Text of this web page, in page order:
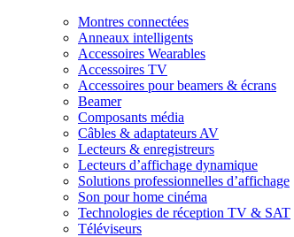
Montres connectées
Anneaux intelligents
Accessoires Wearables
Accessoires TV
Accessoires pour beamers & écrans
Beamer
Composants média
Câbles & adaptateurs AV
Lecteurs & enregistreurs
Lecteurs d’affichage dynamique
Solutions professionnelles d’affichage
Son pour home cinéma
Technologies de réception TV & SAT
Téléviseurs